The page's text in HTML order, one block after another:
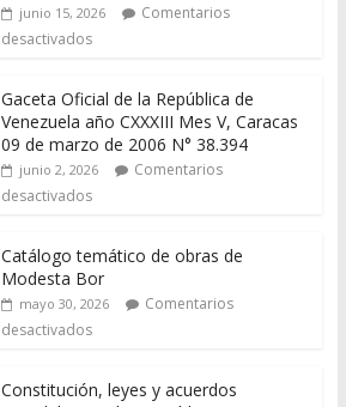
junio 15, 2026
Comentarios
desactivados
Gaceta Oficial de la República de
Venezuela año CXXXIII Mes V, Caracas
09 de marzo de 2006 N° 38.394
junio 2, 2026
Comentarios
desactivados
Catálogo temático de obras de
Modesta Bor
mayo 30, 2026
Comentarios
desactivados
Constitución, leyes y acuerdos